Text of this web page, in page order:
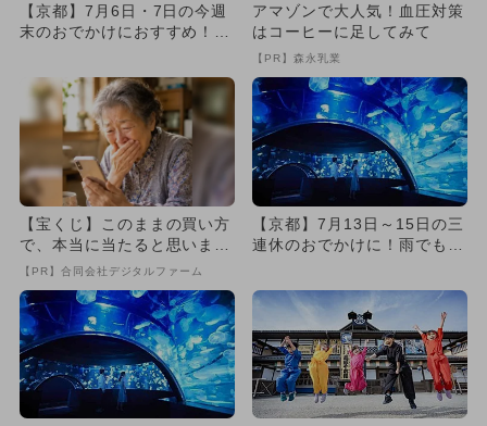
【京都】7月6日・7日の今週
末のおでかけにおすすめ！人
アマゾンで大人気！血圧対策
はコーヒーに足してみて
【PR】森永乳業
【宝くじ】このままの買い方
で、本当に当たると思います
か
【PR】合同会社デジタルファーム
【京都】7月13日～15日の三
連休のおでかけに！雨でもO